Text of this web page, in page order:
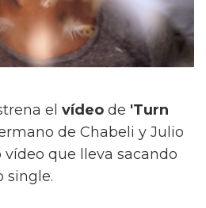
el vídeo de 'Turn
de Chabeli y Julio
vídeo que lleva sacando
single.